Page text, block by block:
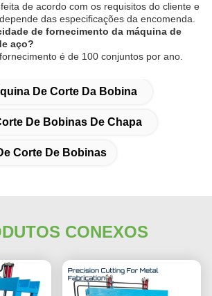
de acordo com os requisitos do cliente e
das especificações da encomenda.
de fornecimento da máquina de
aço?
é de 100 conjuntos por ano.
De Corte Da Bobina
De Bobinas De Chapa
Corte De Bobinas
CONEXOS